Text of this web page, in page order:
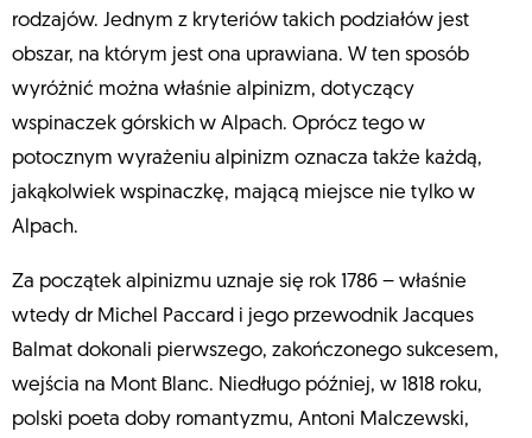
rodzajów. Jednym z kryteriów takich podziałów jest
obszar, na którym jest ona uprawiana. W ten sposób
wyróżnić można właśnie alpinizm, dotyczący
wspinaczek górskich w Alpach. Oprócz tego w
potocznym wyrażeniu alpinizm oznacza także każdą,
jakąkolwiek wspinaczkę, mającą miejsce nie tylko w
Alpach.
Za początek alpinizmu uznaje się rok 1786 – właśnie
wtedy dr Michel Paccard i jego przewodnik Jacques
Balmat dokonali pierwszego, zakończonego sukcesem,
wejścia na Mont Blanc. Niedługo później, w 1818 roku,
polski poeta doby romantyzmu, Antoni Malczewski,